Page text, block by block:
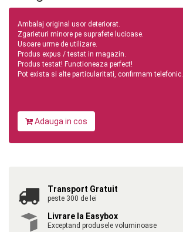
Ambalaj original usor deteriorat.
Zgarieturi minore pe suprafete lucioase.
Usoare urme de utilizare.
Produs expus / testat in magazin.
Produs testat! Functioneaza perfect!
Pot exista si alte particularitati, confirmam telefonic.
Adauga in cos
Transport Gratuit
peste 300 de lei
Livrare la Easybox
Exceptand produsele voluminoase